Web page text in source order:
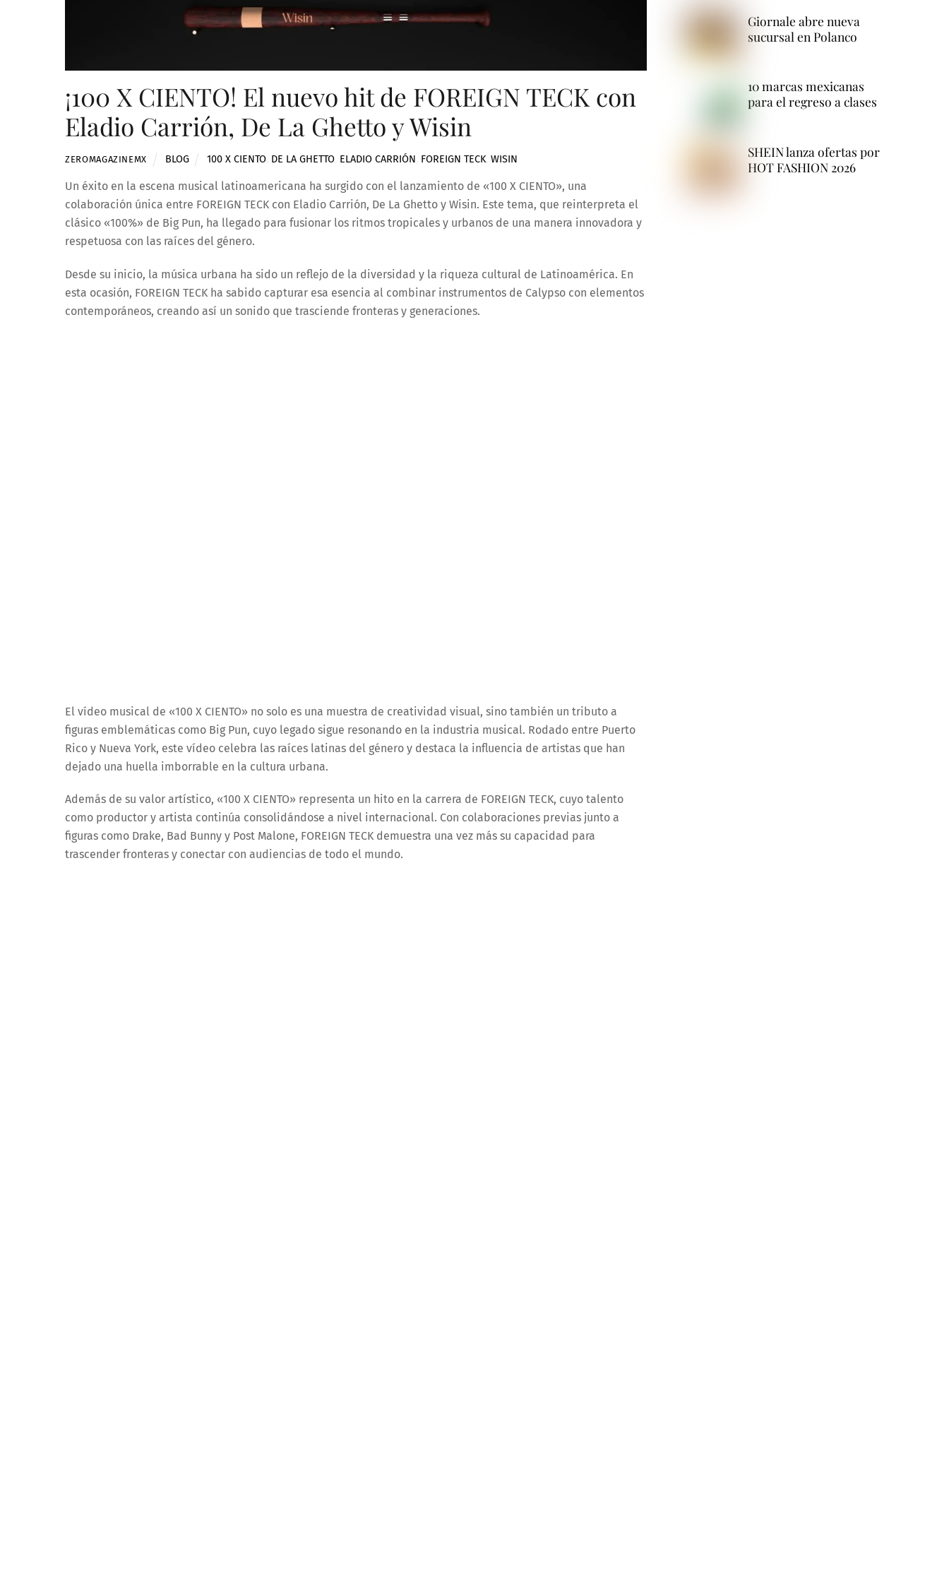
¡100 X CIENTO! El nuevo hit de FOREIGN TECK con
Eladio Carrión, De La Ghetto y Wisin
ZEROMAGAZINEMX BLOG 100 X CIENTO, DE LA GHETTO, ELADIO CARRIÓN FOREIGN TECK, WISIN
Un éxito en la escena musical latinoamericana ha surgido con el lanzamiento de «100 X CIENTO», una
colaboración única entre FOREIGN TECK con Eladio Carrión, De La Ghetto y Wisin. Este tema, que reinterpreta el
clásico «100%» de Big Pun, ha llegado para fusionar los ritmos tropicales y urbanos de una manera innovadora y
respetuosa con las raíces del género.
Desde su inicio, la música urbana ha sido un reflejo de la diversidad y la riqueza cultural de Latinoamérica. En
esta ocasión, FOREIGN TECK ha sabido capturar esa esencia al combinar instrumentos de Calypso con elementos
contemporáneos, creando así un sonido que trasciende fronteras y generaciones.
El vídeo musical de «100 X CIENTO» no solo es una muestra de creatividad visual, sino también un tributo a
figuras emblemáticas como Big Pun, cuyo legado sigue resonando en la industria musical. Rodado entre Puerto
Rico y Nueva York, este vídeo celebra las raíces latinas del género y destaca la influencia de artistas que han
dejado una huella imborrable en la cultura urbana.
Además de su valor artístico, «100 X CIENTO» representa un hito en la carrera de FOREIGN TECK, cuyo talento
como productor y artista continúa consolidándose a nivel internacional. Con colaboraciones previas junto a
figuras como Drake, Bad Bunny y Post Malone, FOREIGN TECK demuestra una vez más su capacidad para
trascender fronteras y conectar con audiencias de todo el mundo.
Giornale abre nueva
sucursal en Polanco
10 marcas mexicanas
para el regreso a clases
SHEIN lanza ofertas por
HOT FASHION 2026